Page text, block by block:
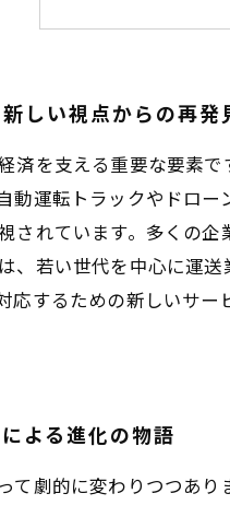
運送業の新た
しい視点からの再発
済を支える重要な要素
動運転トラックやドロ
されています。多くの
、若い世代を中心に運
応するための新しいサ
よる進化の物語
て劇的に変わりつつあ